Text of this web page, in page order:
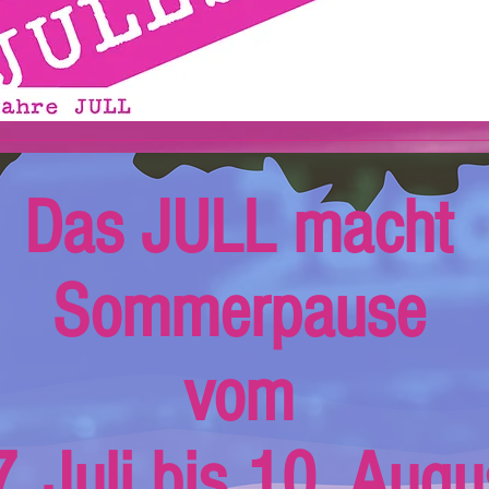
Das JULL macht
Sommerpause
vom